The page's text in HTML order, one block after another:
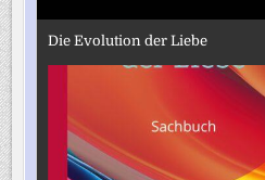
Die Evolution der Liebe